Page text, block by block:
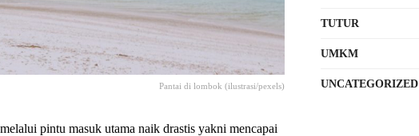
Pantai di lombok (ilustrasi/pexels)
pintu masuk utama naik drastis yakni mencapai
TUTUR
UMKM
UNCATEGORIZED